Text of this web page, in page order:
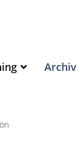
Archiv